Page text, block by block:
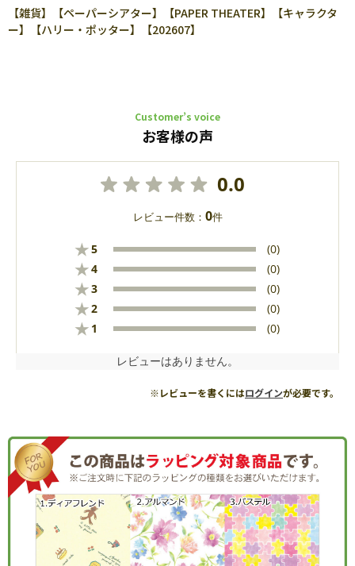
【雑貨】【ペーパーシアター】【PAPER THEATER】【キャラクタ
ー】【ハリー・ポッター】【202607】
Customer’s voice
お客様の声
0.0
レビュー件数： 0件
★5 (0)
★4 (0)
★3 (0)
★2 (0)
★ 1 (0)
レビューはありません。
※レビューを書くにはログインが必要です。